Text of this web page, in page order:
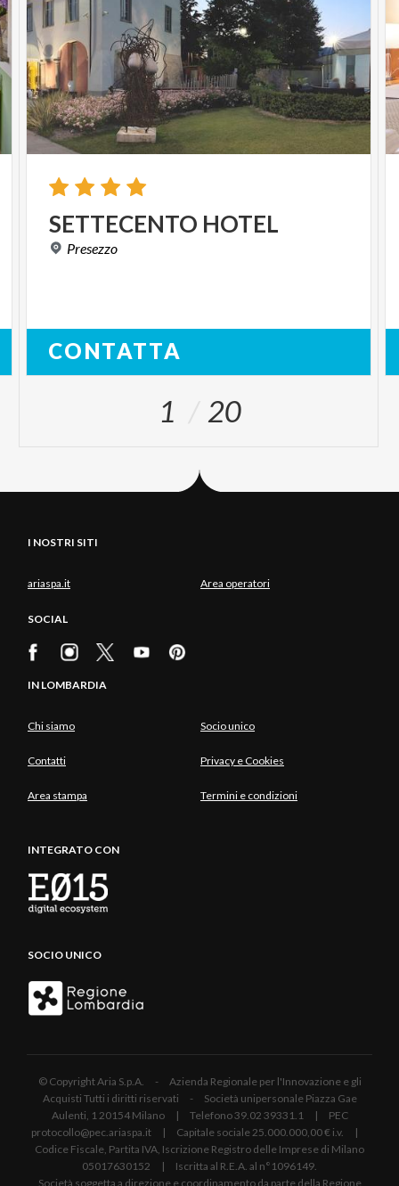
SETTECENTO HOTEL
Presezzo
CONTATTA
1 20
I NOSTRI SITI
ariaspa.it Area operatori
SOCIAL
IN LOMBARDIA
Chi siamo Socio unico
Contatti Privacy e Cookies
Area stampa Termini e condizioni
INTEGRATO CON
SOCIO UNICO
© Copyright Aria S.p.A. - Azienda Regionale per l'Innovazione e gli
Acquisti Tutti i diritti riservati - Società unipersonale Piazza Gae
Aulenti, 1 20154 Milano | Telefono 39.02 39331.1 | PEC
protocollo@pec.ariaspa.it | Capitale sociale 25.000.000,00 € i.v. |
Codice Fiscale, Partita IVA, Iscrizione Registro delle Imprese di Milano
05017630152 | Iscritta al R.E.A. al n°1096149.
Società soggetta a direzione e coordinamento da parte della Regione